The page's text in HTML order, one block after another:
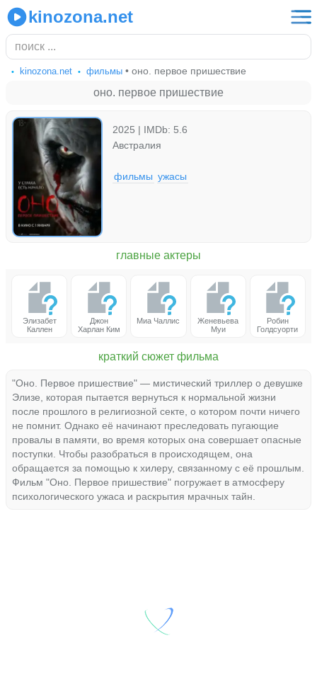
kinozona.net
kinozona.net фильмы • оно. первое пришествие
оно. первое пришествие
2025 | IMDb: 5.6
Австралия
фильмы ужасы
главные актеры
Элизабет
Каллен
Джон
Харлан Ким
Миа Чаллис
Женевьева
Муи
Робин
Голдсуорти
краткий сюжет фильма
"Оно. Первое пришествие" — мистический триллер о девушке
Элизе, которая пытается вернуться к нормальной жизни
после прошлого в религиозной секте, о котором почти ничего
не помнит. Однако её начинают преследовать пугающие
провалы в памяти, во время которых она совершает опасные
поступки. Чтобы разобраться в происходящем, она
обращается за помощью к хилеру, связанному с её прошлым.
Фильм "Оно. Первое пришествие" погружает в атмосферу
психологического ужаса и раскрытия мрачных тайн.